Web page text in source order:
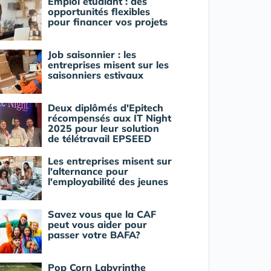
opportunités flexibles
pour financer vos projets
Job saisonnier : les
entreprises misent sur les
saisonniers estivaux
Deux diplômés d'Epitech
récompensés aux IT Night
2025 pour leur solution
de télétravail EPSEED
Les entreprises misent sur
l'alternance pour
l'employabilité des jeunes
Savez vous que la CAF
peut vous aider pour
passer votre BAFA?
Pop Corn Labyrinthe